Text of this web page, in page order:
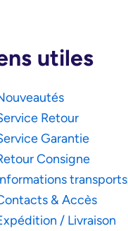
utiles
Retour
Garantie
Consigne
transports
& Accès
/ Livraison